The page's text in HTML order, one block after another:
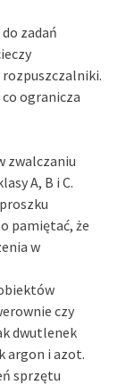
zadań
ogranicza
zwalczaniu
A, B i C.
pamiętać, że
w
czy
dwutlenek
argon i azot.
sprzętu